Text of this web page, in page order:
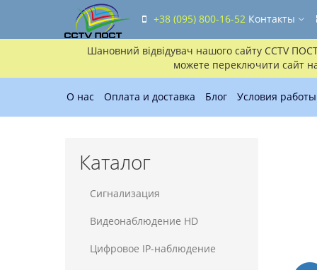
Шановний відвідувач нашого сайту CCTV
можете переключити сайт
+38 (095) 800-16-52 Контакты
О нас Оплата и доставка Блог Условия работы
Каталог
Сигнализация
Видеонаблюдение HD
Цифровое IP-наблюдение